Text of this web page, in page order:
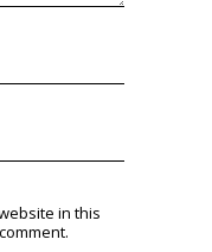
in this